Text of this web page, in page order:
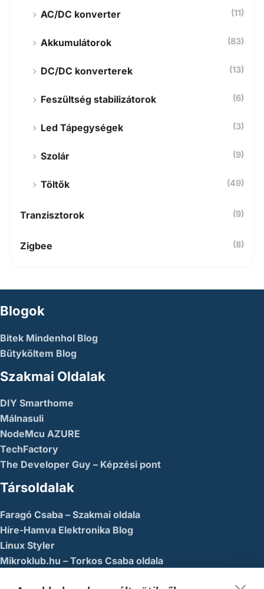
AC/DC konverter (11)
Akkumulátorok (83)
DC/DC konverterek (13)
Feszültség stabilizátorok (6)
Led Tápegységek (3)
Szolár (9)
Töltők (49)
Tranzisztorok (9)
Zigbee (8)
Blogok
Bitek Mindenhol Blog
Bütyköltem Blog
Szakmai Oldalak
DIY Smarthome
Málnasuli
NodeMcu AZURE
TechFactory
The Developer Guy – Képzési pont
Társoldalak
Faragó Csaba – Szakmai oldala
Híre-Hamva Elektronika Blog
Linux Styler
Mikroklub.hu – Torkos Csaba oldala